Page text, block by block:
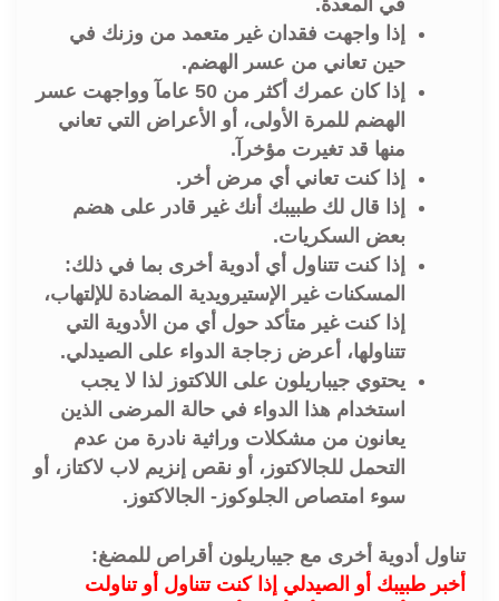
في المعدة.
إذا واجهت فقدان غير متعمد من وزنك في
حين تعاني من عسر الهضم.
إذا كان عمرك أكثر من 50 عامآ وواجهت عسر
الهضم للمرة الأولى، أو الأعراض التي تعاني
منها قد تغيرت مؤخرآ.
إذا كنت تعاني أي مرض أخر.
إذا قال لك طبيبك أنك غير قادر على هضم
بعض السكريات.
إذا كنت تتناول أي أدوية أخرى بما في ذلك:
المسكنات غير الإستيرويدية المضادة للإلتهاب،
إذا كنت غير متأكد حول أي من الأدوية التي
تتناولها، أعرض زجاجة الدواء على الصيدلي.
يحتوي جيباريلون على اللاكتوز لذا لا يجب
استخدام هذا الدواء في حالة المرضى الذين
يعانون من مشكلات وراثية نادرة من عدم
التحمل للجالاكتوز، أو نقص إنزيم لاب لاكتاز، أو
سوء امتصاص الجلوكوز- الجالاكتوز.
تناول أدوية أخرى مع جيباريلون أقراص للمضغ:
أخبر طبيبك أو الصيدلي إذا كنت تتناول أو تناولت